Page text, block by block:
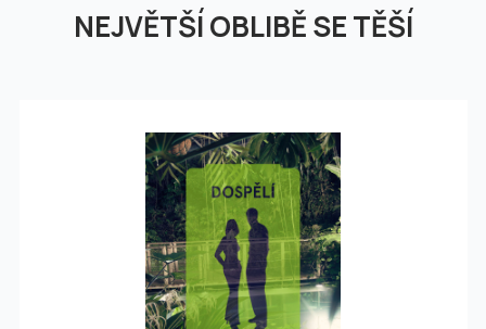
NEJVĚTŠÍ OBLIBĚ SE TĚŠÍ